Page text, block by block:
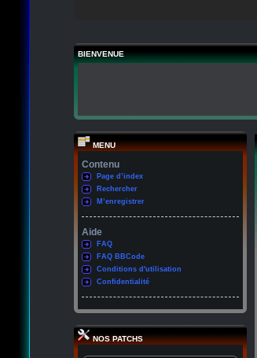
BIENVENUE
MENU
Contenu
Page d’index
Rechercher
M’enregistrer
Aide
FAQ
FAQ BBCode
Conditions d'utilisation
Confidentialité
NOS PATCHS